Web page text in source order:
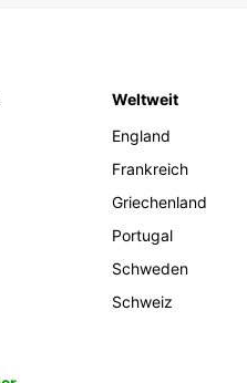
Weltweit
England
Frankreich
Griechenland
Portugal
Schweden
Schweiz